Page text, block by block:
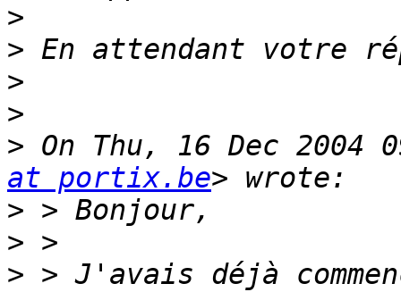
>
>
>
>
> On Thu, 16 Dec 2004
at portix.be
>
>
> > J'avais déjà